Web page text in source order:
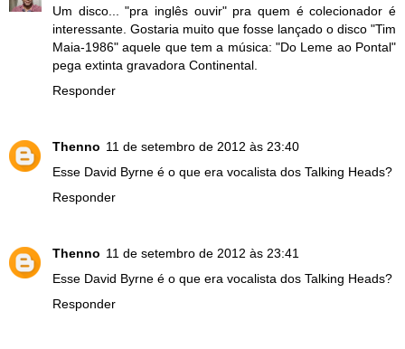
Um disco... "pra inglês ouvir" pra quem é colecionador é
interessante. Gostaria muito que fosse lançado o disco "Tim
Maia-1986" aquele que tem a música: "Do Leme ao Pontal"
pega extinta gravadora Continental.
Responder
Thenno 11 de setembro de 2012 às 23:40
Esse David Byrne é o que era vocalista dos Talking Heads?
Responder
Thenno 11 de setembro de 2012 às 23:41
Esse David Byrne é o que era vocalista dos Talking Heads?
Responder